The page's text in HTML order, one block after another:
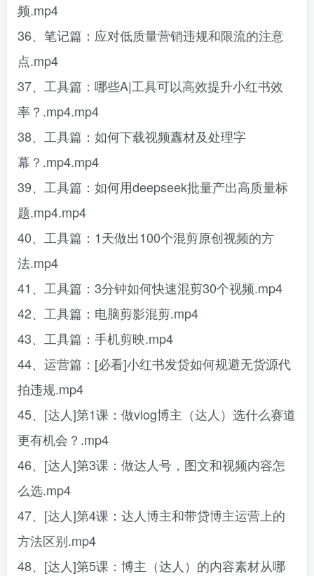
频.mp4
36、笔记篇：应对低质量营销违规和限流的注意
点.mp4
37、工具篇：哪些A|工具可以高效提升小红书效
率？.mp4.mp4
38、工具篇：如何下载视频纛材及处理字
幕？.mp4.mp4
39、工具篇：如何用deepseek批量产出高质量标
题.mp4.mp4
40、工具篇：1天做出100个混剪原创视频的方
法.mp4
41、工具篇：3分钟如何快速混剪30个视频.mp4
42、工具篇：电脑剪影混剪.mp4
43、工具篇：手机剪映.mp4
44、运营篇：[必看]小红书发贷如何规避无货源代
拍违规.mp4
45、[达人]第1课：做vlog博主（达人）选什么赛道
更有机会？.mp4
46、[达人]第3课：做达人号，图文和视频内容怎
么选.mp4
47、[达人]第4课：达人博主和带贷博主运营上的
方法区别.mp4
48、[达人]第5课：博主（达人）的内容素材从哪